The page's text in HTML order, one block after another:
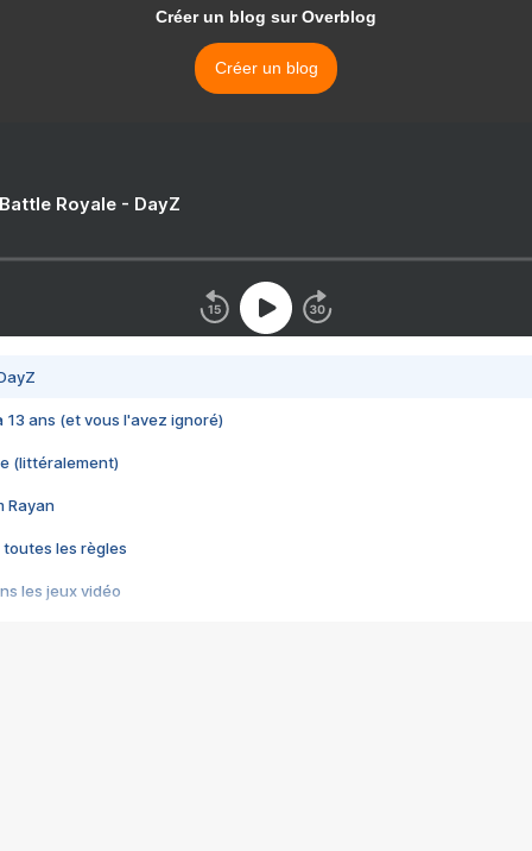
Créer un blog sur Overblog
Créer un blog
Royale - DayZ
13 ans (et vous l'avez ignoré)
(littéralement)
Rayan
toutes les règles
les jeux vidéo